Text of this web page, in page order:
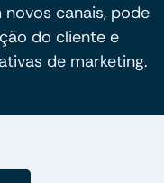
canais, pode
do cliente e
de marketing.